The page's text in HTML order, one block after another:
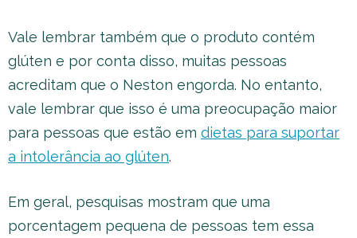
Vale lembrar também que o produto contém
glúten e por conta disso, muitas pessoas
acreditam que o Neston engorda. No entanto,
vale lembrar que isso é uma preocupação maior
para pessoas que estão em dietas para suportar
a intolerância ao glúten.
Em geral, pesquisas mostram que uma
porcentagem pequena de pessoas tem essa